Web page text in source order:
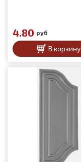
4.80 руб
В корзину